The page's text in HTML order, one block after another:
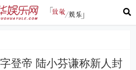
登帝 陆小芬谦称新人封